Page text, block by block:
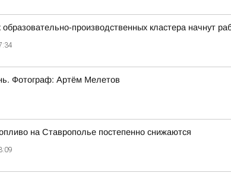
производственных кластера начнут
Фотограф: Артём Мелетов
на Ставрополье постепенно снижаются